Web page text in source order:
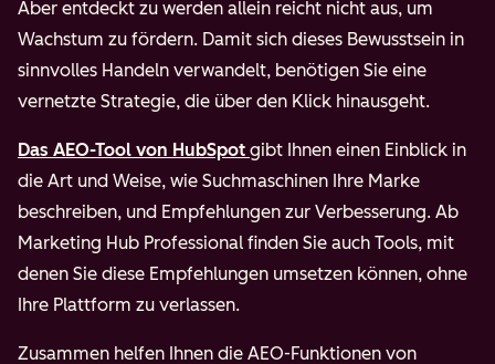
Aber entdeckt zu werden allein reicht nicht aus, um
Wachstum zu fördern. Damit sich dieses Bewusstsein in
sinnvolles Handeln verwandelt, benötigen Sie eine
vernetzte Strategie, die über den Klick hinausgeht.
Das AEO-Tool von HubSpot gibt Ihnen einen Einblick in
die Art und Weise, wie Suchmaschinen Ihre Marke
beschreiben, und Empfehlungen zur Verbesserung. Ab
Marketing Hub Professional finden Sie auch Tools, mit
denen Sie diese Empfehlungen umsetzen können, ohne
Ihre Plattform zu verlassen.
Zusammen helfen Ihnen die AEO-Funktionen von